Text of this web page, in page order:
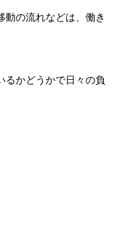
の流れなどは、働き
るかどうかで日々の負